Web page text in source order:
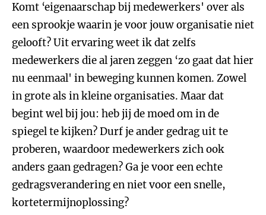
Komt ‘eigenaarschap bij medewerkers' over als
een sprookje waarin je voor jouw organisatie niet
gelooft? Uit ervaring weet ik dat zelfs
medewerkers die al jaren zeggen ‘zo gaat dat hier
nu eenmaal' in beweging kunnen komen. Zowel
in grote als in kleine organisaties. Maar dat
begint wel bij jou: heb jij de moed om in de
spiegel te kijken? Durf je ander gedrag uit te
proberen, waardoor medewerkers zich ook
anders gaan gedragen? Ga je voor een echte
gedragsverandering en niet voor een snelle,
kortetermijnoplossing?